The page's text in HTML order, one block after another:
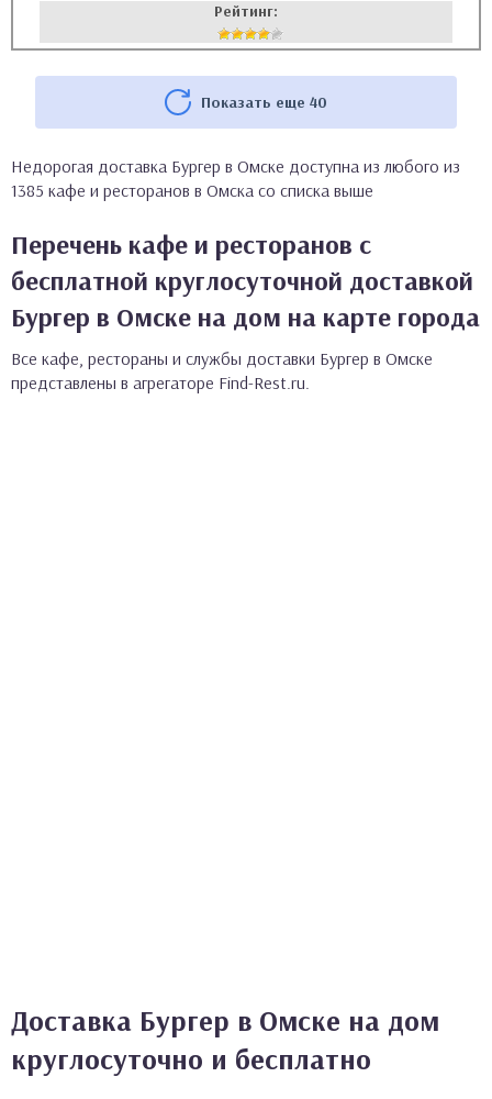
Рейтинг:
Показать еще 40
Недорогая доставка Бургер в Омске доступна из любого из
1385 кафе и ресторанов в Омска со списка выше
Перечень кафе и ресторанов с
бесплатной круглосуточной доставкой
Бургер в Омске на дом на карте города
Все кафе, рестораны и службы доставки Бургер в Омске
представлены в агрегаторе Find-Rest.ru.
Доставка Бургер в Омске на дом
круглосуточно и бесплатно